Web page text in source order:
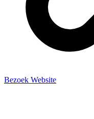
Bezoek Website